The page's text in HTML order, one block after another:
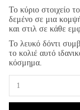
Το κύριο στοιχείο
δεμένο σε μια
και στιλ σε κάθε
Το λευκό δόντι
το κολιέ αυτό
κόσμημα.